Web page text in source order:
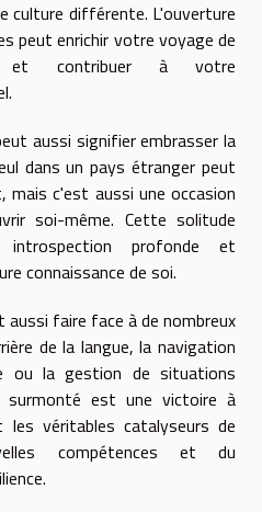
culture différente. L'ouverture
peut enrichir votre voyage de
et contribuer à votre
aussi signifier embrasser la
dans un pays étranger peut
c'est aussi une occasion
soi-même. Cette solitude
profonde et
connaissance de soi.
faire face à de nombreux
de la langue, la navigation
ou la gestion de situations
surmonté est une victoire à
les véritables catalyseurs de
compétences et du